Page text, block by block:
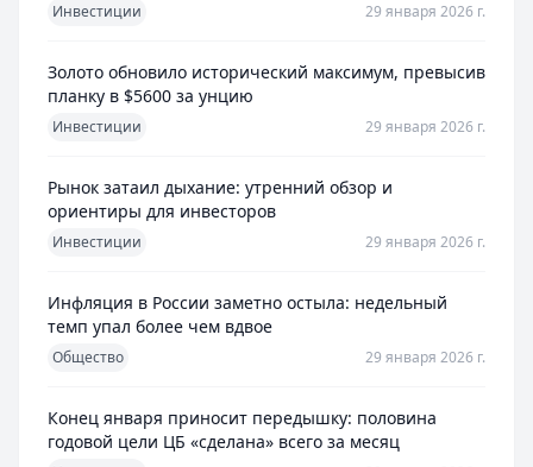
Инвестиции 29 января 2026 г.
Золото обновило исторический максимум, превысив
планку в $5600 за унцию
Инвестиции 29 января 2026 г.
Рынок затаил дыхание: утренний обзор и
ориентиры для инвесторов
Инвестиции 29 января 2026 г.
Инфляция в России заметно остыла: недельный
темп упал более чем вдвое
Общество 29 января 2026 г.
Конец января приносит передышку: половина
годовой цели ЦБ «сделана» всего за месяц